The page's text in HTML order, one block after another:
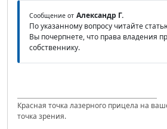
Сообщение от Александр Г.
По указанному вопросу читайте
Вы почерпнете, что права владения
собственнику.
Красная точка лазерного прицела на
точка зрения.